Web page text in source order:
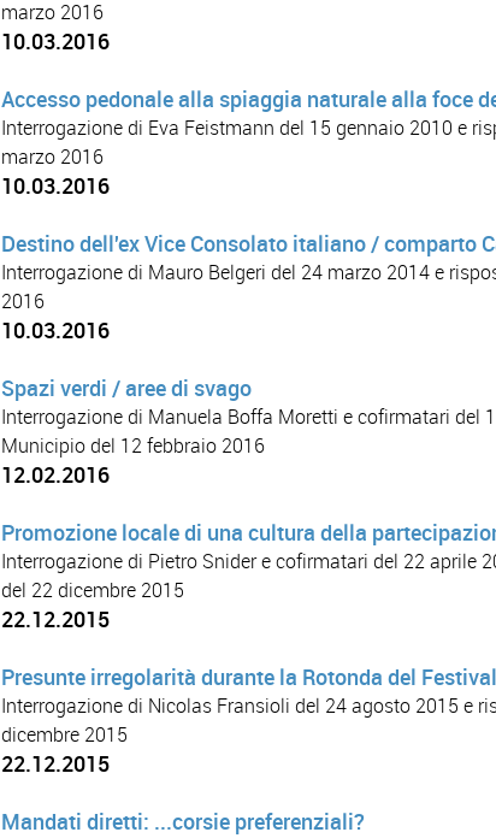
marzo 2016
10.03.2016
Accesso pedonale alla spiaggia naturale alla foce
Interrogazione di Eva Feistmann del 15 gennaio 2010 e
marzo 2016
10.03.2016
Destino dell'ex Vice Consolato italiano / comparto
Interrogazione di Mauro Belgeri del 24 marzo 2014 e
2016
10.03.2016
Spazi verdi / aree di svago
Interrogazione di Manuela Boffa Moretti e cofirmatari del
Municipio del 12 febbraio 2016
12.02.2016
Promozione locale di una cultura della
Interrogazione di Pietro Snider e cofirmatari del 22 aprile
del 22 dicembre 2015
22.12.2015
Presunte irregolarità durante la Rotonda del Festival
Interrogazione di Nicolas Fransioli del 24 agosto 2015 e
dicembre 2015
22.12.2015
Mandati diretti: ...corsie preferenziali?